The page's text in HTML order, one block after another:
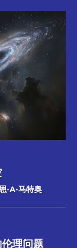
·A·马特奥
理问题